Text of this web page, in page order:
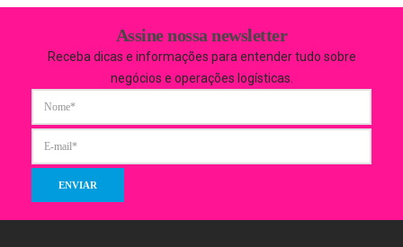
Assine nossa newsletter
Receba dicas e informações para entender tudo sobre
negócios e operações logísticas.